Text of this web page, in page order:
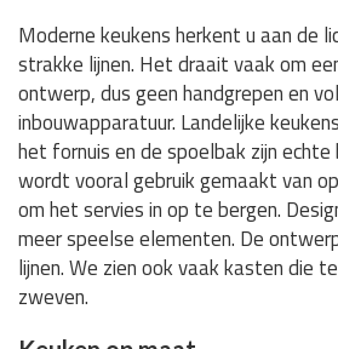
Moderne keukens herkent u aan de
strakke lijnen. Het draait vaak om
ontwerp, dus geen handgrepen en
inbouwapparatuur. Landelijke
het fornuis en de spoelbak zijn echte
wordt vooral gebruik gemaakt van
om het servies in op te bergen.
meer speelse elementen. De
lijnen. We zien ook vaak kasten die
zweven.